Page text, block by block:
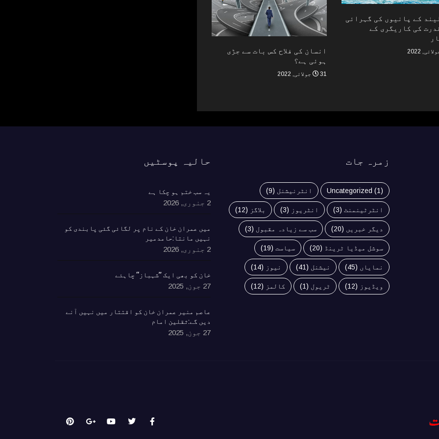
کے پانیوں کی گہرائی
کی کاریگری کے
انسان کی فلاح کس بات سے جڑی
ہوئی ہے؟
31 جولائی, 2022
زمرہ جات
Uncategorized (1) انٹرنیشنل (9)
انٹرٹینمنٹ (3) انٹریوز (3) بلاگز (12)
دیگر خبریں (20) سب سے زیادہ مقبول (3)
سوشل میڈیا ٹرینڈ (20) سیاست (19)
نمایاں (45) نیشنل (41) نیوز (14)
ویڈیوز (12) ٹریول (1) کالمز (12)
حالیہ پوسٹیں
یہ سب ختم ہو چکا ہے
2 جنوری, 2026
٘میں عمران خان کے نام پر لگائی گئی پابندی کو
نہیں مانتا:حامدمیر
2 جنوری, 2026
خان کو بھی ایک ’’شہباز‘‘ چاہئے​
27 جون, 2025
ٰعاصم منیر عمران خان کو اقتتار میں نہیں آنے
دیں گے:ثقلین امام
27 جون, 2025